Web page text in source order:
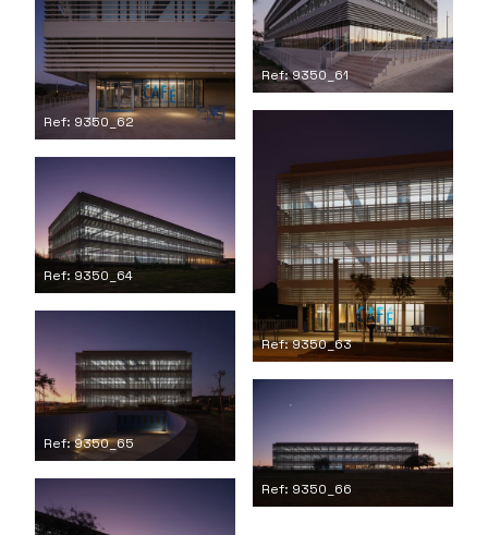
Ref: 9350_61
Ref: 9350_62
Ref: 9350_63
Ref: 9350_64
Ref: 9350_65
Ref: 9350_66